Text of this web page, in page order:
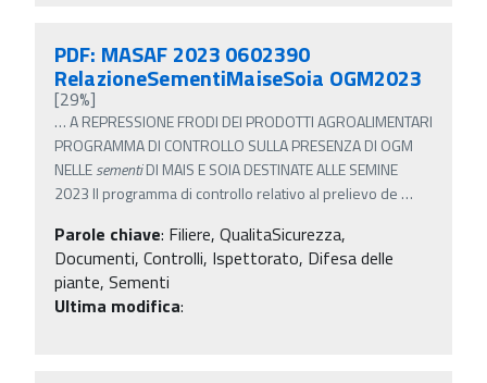
PDF: MASAF 2023 0602390
RelazioneSementiMaiseSoia OGM2023
[29%]
…A REPRESSIONE FRODI DEI PRODOTTI AGROALIMENTARI
PROGRAMMA DI CONTROLLO SULLA PRESENZA DI OGM
NELLEsementiDI MAIS E SOIA DESTINATE ALLE SEMINE
2023 Il programma di controllo relativo al prelievo de …
Parole chiave: Filiere, QualitaSicurezza,
Documenti, Controlli, Ispettorato, Difesa delle
piante, Sementi
Ultima modifica: